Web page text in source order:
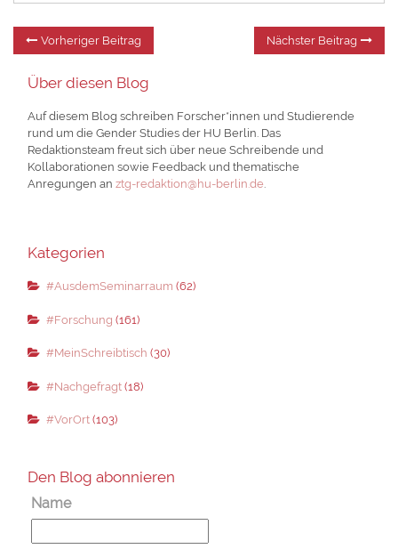
Beitragsnavigation
Vorheriger Beitrag
Beitrag:
Nächster Beitrag
Über diesen Blog
Auf diesem Blog schreiben Forscher*innen und Studierende
rund um die Gender Studies der HU Berlin. Das
Redaktionsteam freut sich über neue Schreibende und
Kollaborationen sowie Feedback und thematische
Anregungen anztg-redaktion@hu-berlin.de.
Kategorien
#AusdemSeminarraum (62)
#Forschung (161)
#MeinSchreibtisch (30)
#Nachgefragt(18)
#VorOrt(103)
Den Blog abonnieren
Name